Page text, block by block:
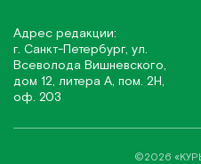
Адрес редакции:
г. Санкт-Петербург, ул.
Всеволода Вишневского,
дом 12, литера А, пом. 2Н,
оф. 203
©2026